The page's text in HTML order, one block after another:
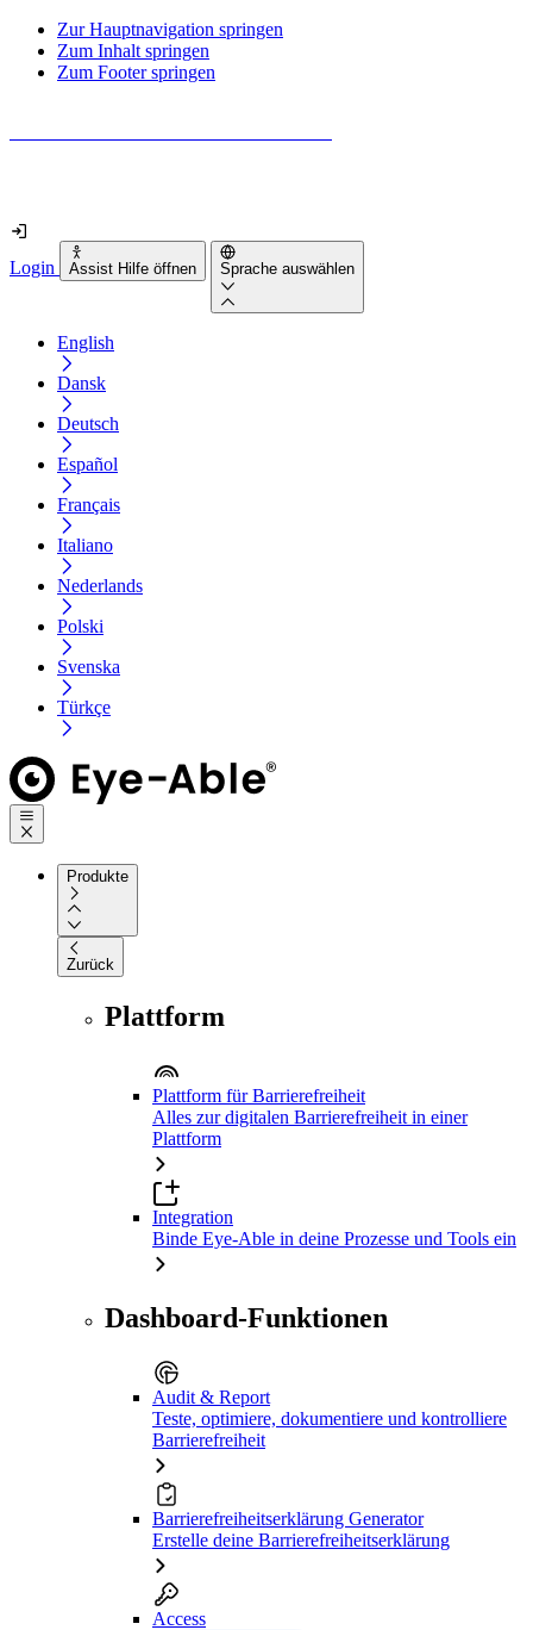
Zur Hauptnavigation springen
Zum Inhalt springen
Zum Footer springen
Login Assist Hilfe öffnen Sprache auswählen
English
Dansk
Deutsch
Español
Français
Italiano
Nederlands
Polski
Svenska
Türkçe
Produkte
Zurück
Plattform
Plattform für Barrierefreiheit
Alles zur digitalen Barrierefreiheit in einer
Plattform
Integration
Binde Eye-Able in deine Prozesse und Tools ein
Dashboard-Funktionen
Audit & Report
Teste, optimiere, dokumentiere und kontrolliere
Barrierefreiheit
Barrierefreiheitserklärung Generator
Erstelle deine Barrierefreiheitserklärung
Access